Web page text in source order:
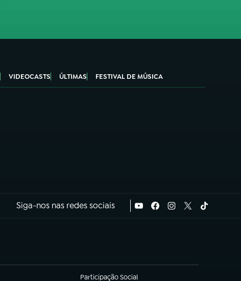
VIDEOCASTS ÚLTIMAS FESTIVAL DE MÚSICA
Siga-nos nas redes sociais
Participação Social